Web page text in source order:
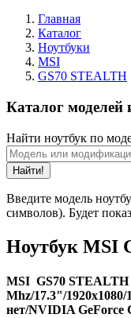
Главная
Каталог
Ноутбуки
MSI
GS70 STEALTH
Каталог моделей
Найти ноутбук по
Найти!
Введите модель
символов). Будет
Ноутбук MSI
MSI GS70 STEALTH
Mhz/17.3"/
нет/NVIDIA GeForce